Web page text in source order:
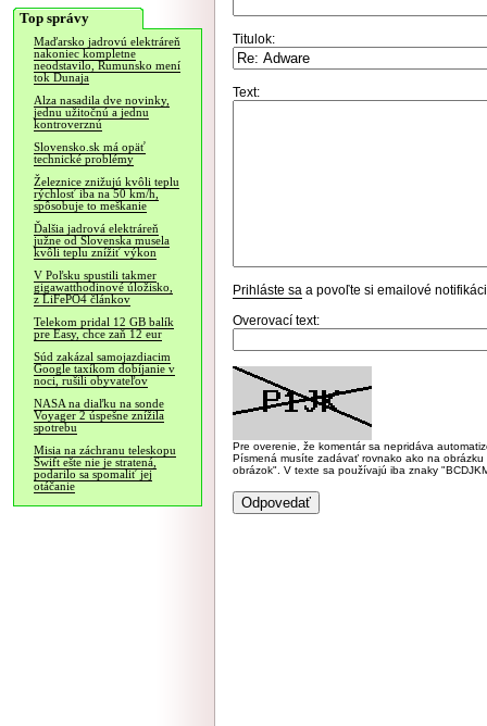
Top správy
Maďarsko jadrovú elektráreň
nakoniec kompletne
neodstavilo, Rumunsko mení
tok Dunaja
Alza nasadila dve novinky,
jednu užitočnú a jednu
kontroverznú
Slovensko.sk má opäť
technické problémy
Železnice znižujú kvôli teplu
rýchlosť iba na 50 km/h,
spôsobuje to meškanie
Ďalšia jadrová elektráreň
južne od Slovenska musela
kvôli teplu znížiť výkon
V Poľsku spustili takmer
gigawatthodinové úložisko,
z LiFePO4 článkov
Telekom pridal 12 GB balík
pre Easy, chce zaň 12 eur
Súd zakázal samojazdiacim
Google taxíkom dobíjanie v
noci, rušili obyvateľov
NASA na diaľku na sonde
Voyager 2 úspešne znížila
spotrebu
Misia na záchranu teleskopu
Swift ešte nie je stratená,
podarilo sa spomaliť jej
otáčanie
Titulok:
Text:
Prihláste sa a povoľte si emailové
Overovací text:
Pre overenie, že komentár sa nepridáva
Písmená musíte zadávať rovnako ako na
obrázok". V texte sa používajú iba znaky